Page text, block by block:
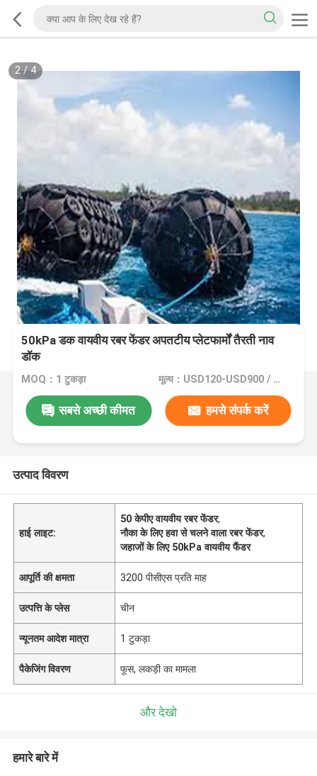
2/4
50kPa डक वायवीय रबर फेंडर अपतटीय प्लेटफार्मों तैरती नाव
डॉक
MOQ：1 टुकड़ा मूल्य：USD120-USD900 / Unit
सबसे अच्छी कीमत हमसे संपर्क करें
उत्पाद विवरण
हाई लाइट:
50 केपीए वायवीय रबर फेंडर,
नौका के लिए हवा से चलने वाला रबर फेंडर,
जहाजों के लिए 50kPa वायवीय फैंडर
आपूर्ति की क्षमता 3200 पीसीएस प्रति माह
उत्पत्ति के प्लेस चीन
न्यूनतम आदेश मात्रा 1 टुकड़ा
पैकेजिंग विवरण फूस, लकड़ी का मामला
और देखो
हमारे बारे में